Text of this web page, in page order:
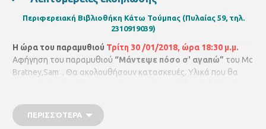
Περιφερειακή Βιβλιοθήκη Κάτω Τούμπας(Πυλαίας 59, τηλ.
2310919039)
H ώρα του παραμυθιού Τρίτη 30 /01/2018, ώρα 18:30 μ.μ.
Αφήγηση του παραμυθιού “Μάντεψε πόσο σ' αγαπώ” του Mc
Bratney,Sam . Θα ακολουθήσουν κατασκευές. Υλικά που θα
Με προεγγραφή έως 15 παιδιά.
ΠΕΡΙΣΣΌΤΕΡΑ